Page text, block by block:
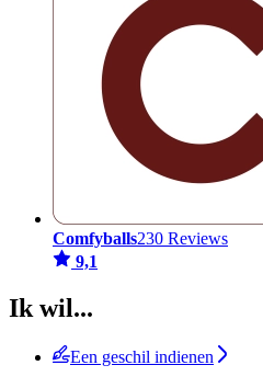
Comfyballs230 Reviews
9,1
Ik wil...
Een geschil indienen